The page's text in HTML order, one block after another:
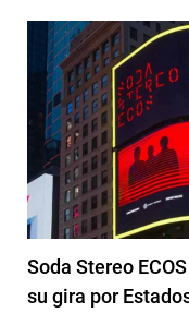
Soda Stereo
su gira por